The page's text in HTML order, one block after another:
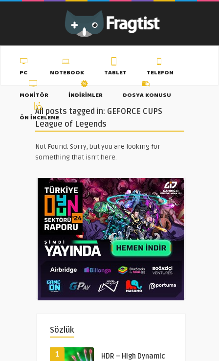
PC NOTEBOOK TABLET
TELEFON
MONITÖR
İNDIRIMLER
DOSYA KONUSU
ÖN İNCELEME
All posts tagged in: GEFORCE CUPS
League of Legends
Not Found. Sorry, but you are looking for
something that isn't here.
Sözlük
1
HDR – High Dynamic